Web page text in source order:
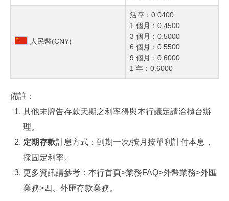
人民幣(CNY)
活存：0.0400
1 個月：0.4500
3 個月：0.5000
6 個月：0.5500
9 個月：0.6000
1 年：0.6000
備註：
其他未牌告存款天期之利率得與本行議定請洽櫃台辦
理。
定期存款計息方式：到期一次/按月按單利計付本息，
採固定利率。
更多資訊請參考： 本行首頁>業務FAQ>外幣業務>外匯
業務>四、外匯存款業務。